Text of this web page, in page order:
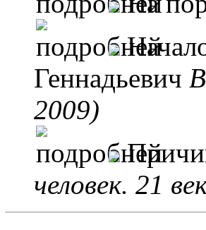
Геннадьевич
2009)
человек. 21